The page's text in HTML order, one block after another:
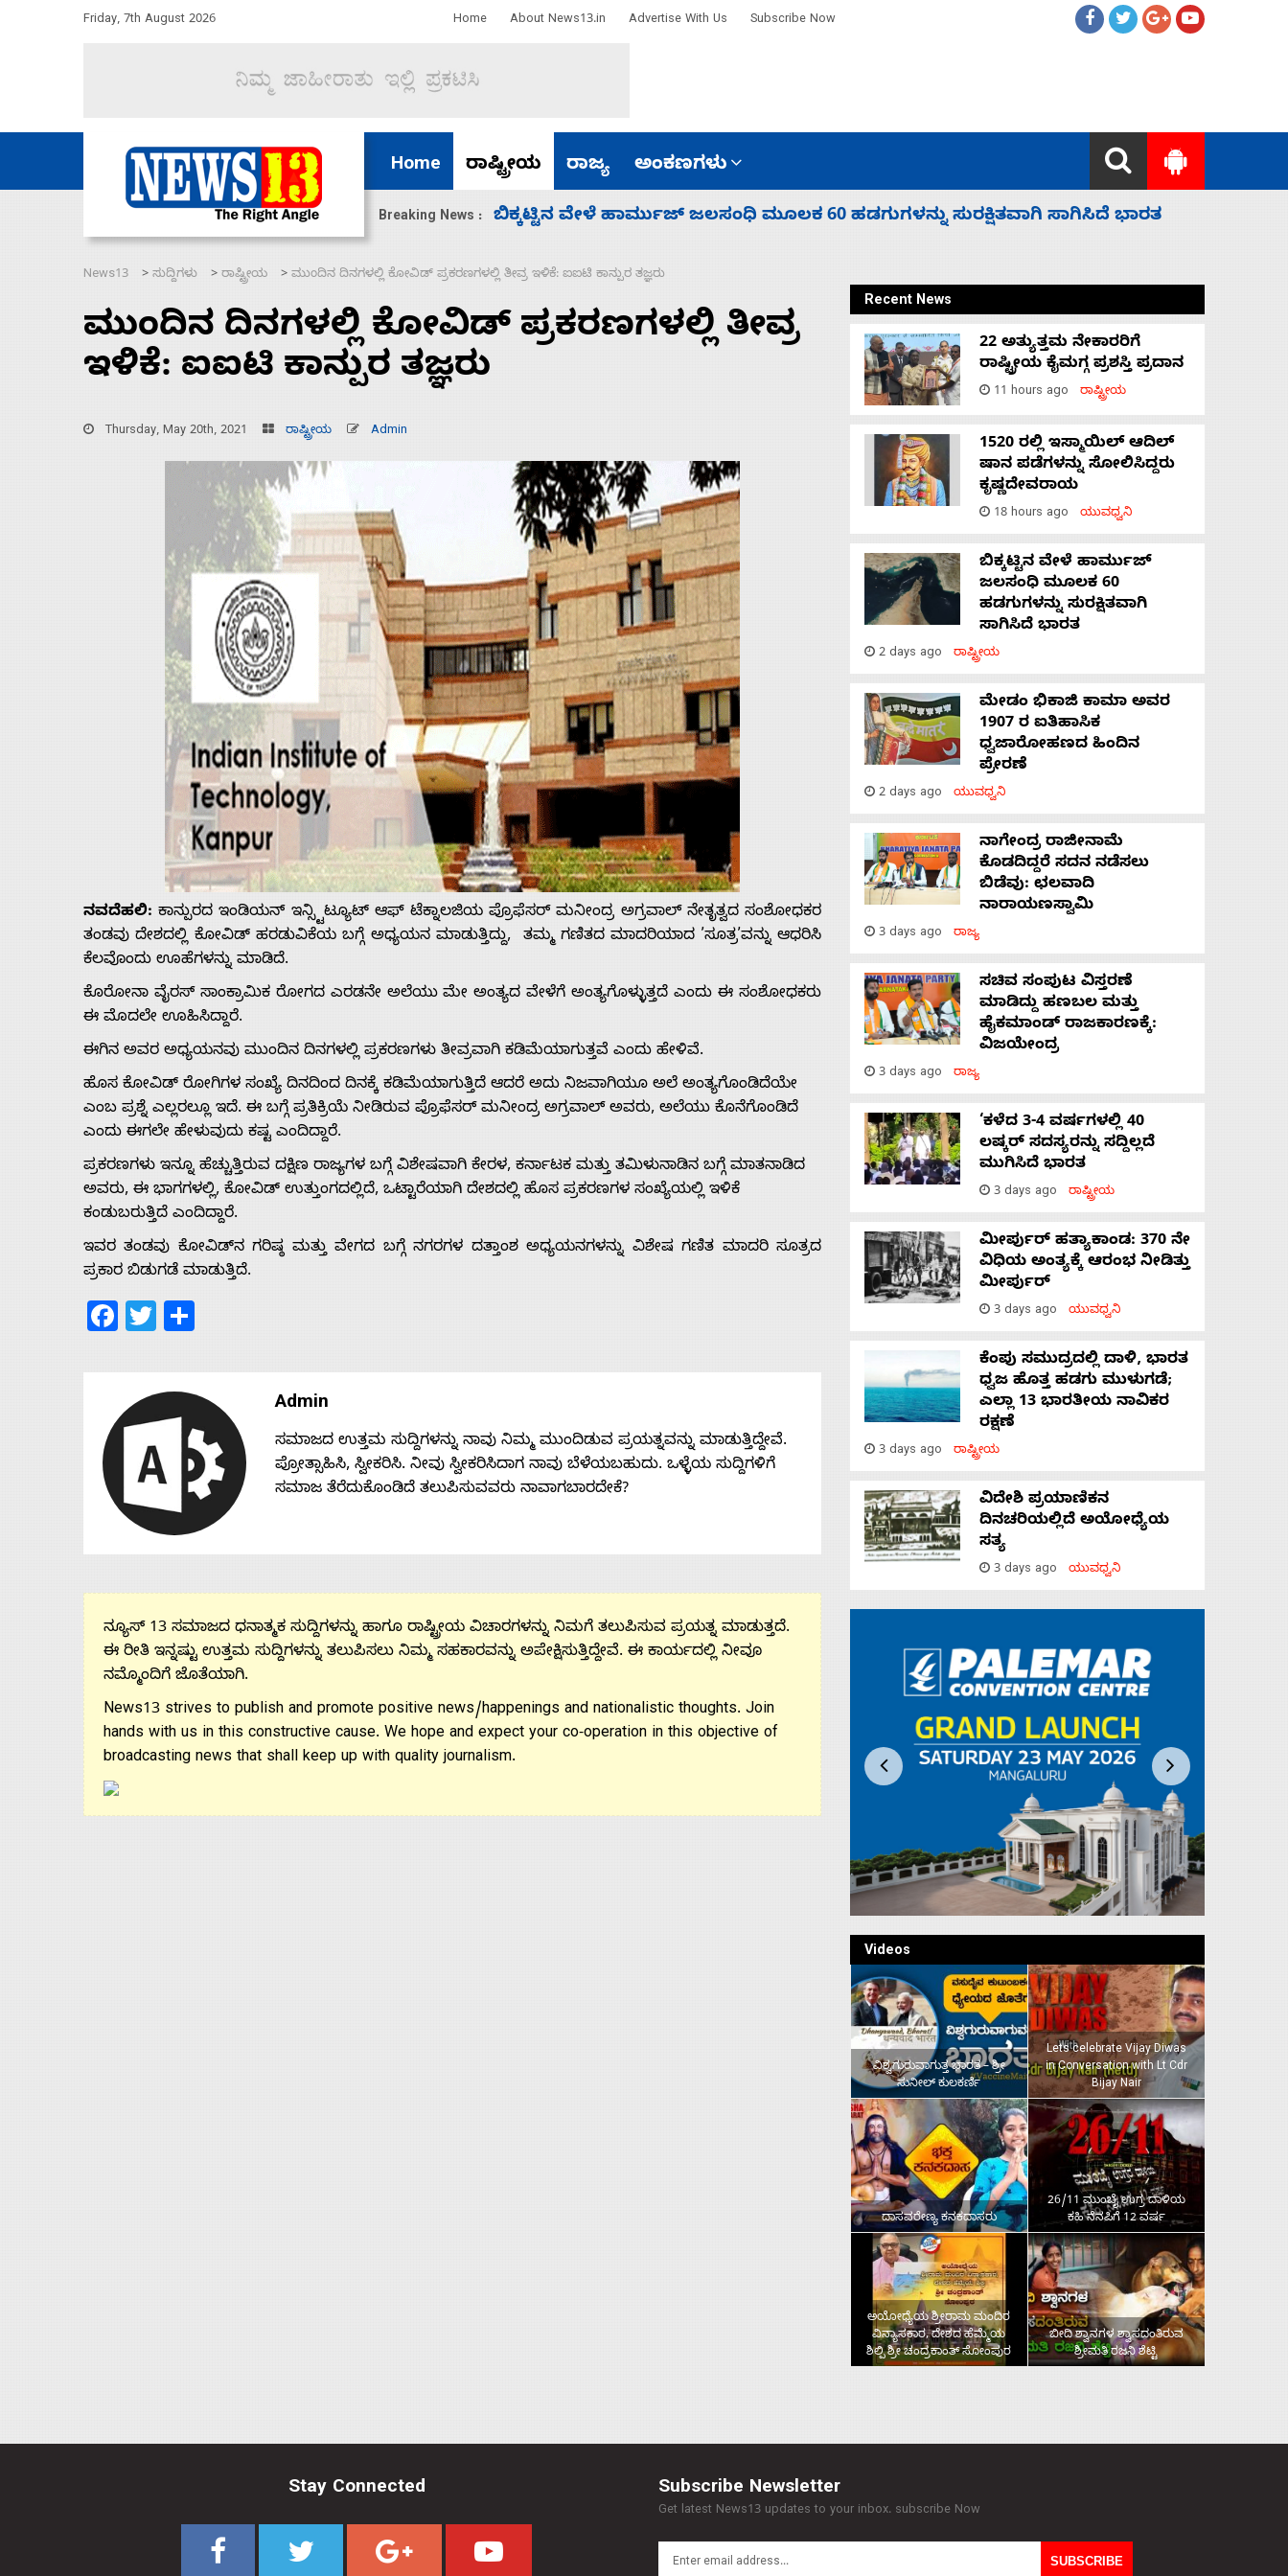
Friday, 7th August 2026 Home About News13.in Advertise With Us Subscribe Now
Home ರಾಷ್ಟ್ರೀಯ ರಾಜ್ಯ ಅಂಕಣಗಳು
Breaking News :
ಮೂಲಕ 60 ಹಡಗುಗಳನ್ನು ಸುರಕ್ಷಿತವಾಗಿ ಸಾಗಿಸಿದೆ ಭಾರತ ನಾಗೇಂದ್ರ ರಾಜೀನಾಮೆ ಕೊಡದಿದ್ದರೆ ಸದನ ನಡೆಸಲು ಬಿಡೆವು: ಛಲವಾದಿ ನಾರಾಯಣಸ್ವಾಮಿ
Advertise
Contact
News13 > ಸುದ್ದಿಗಳು > ರಾಷ್ಟ್ರೀಯ > ಮುಂದಿನ ದಿನಗಳಲ್ಲಿ ಕೋವಿಡ್ ಪ್ರಕರಣಗಳಲ್ಲಿ ತೀವ್ರ ಇಳಿಕೆ: ಐಐಟಿ ಕಾನ್ಪುರ ತಜ್ಞರು
ಮುಂದಿನ ದಿನಗಳಲ್ಲಿ ಕೋವಿಡ್ ಪ್ರಕರಣಗಳಲ್ಲಿ ತೀವ್ರ
ಇಳಿಕೆ: ಐಐಟಿ ಕಾನ್ಪುರ ತಜ್ಞರು
Thursday, May 20th, 2021 ರಾಷ್ಟ್ರೀಯ Admin
ನವದೆಹಲಿ: ಕಾನ್ಪುರದ ಇಂಡಿಯನ್ ಇನ್ಸ್ಟಿಟ್ಯೂಟ್ ಆಫ್ ಟೆಕ್ನಾಲಜಿಯ ಪ್ರೊಫೆಸರ್ ಮನೀಂದ್ರ ಅಗ್ರವಾಲ್ ನೇತೃತ್ವದ ಸಂಶೋಧಕರ
ತಂಡವು ದೇಶದಲ್ಲಿ ಕೋವಿಡ್ ಹರಡುವಿಕೆಯ ಬಗ್ಗೆ ಅಧ್ಯಯನ ಮಾಡುತ್ತಿದ್ದು, ತಮ್ಮ ಗಣಿತದ ಮಾದರಿಯಾದ ʼಸೂತ್ರʼವನ್ನು ಆಧರಿಸಿ
ಕೆಲವೊಂದು ಊಹೆಗಳನ್ನು ಮಾಡಿದೆ.
ಕೊರೋನಾ ವೈರಸ್ ಸಾಂಕ್ರಾಮಿಕ ರೋಗದ ಎರಡನೇ ಅಲೆಯು ಮೇ ಅಂತ್ಯದ ವೇಳೆಗೆ ಅಂತ್ಯಗೊಳ್ಳುತ್ತದೆ ಎಂದು ಈ ಸಂಶೋಧಕರು
ಈ ಮೊದಲೇ ಊಹಿಸಿದ್ದಾರೆ.
ಈಗಿನ ಅವರ ಅಧ್ಯಯನವು ಮುಂದಿನ ದಿನಗಳಲ್ಲಿ ಪ್ರಕರಣಗಳು ತೀವ್ರವಾಗಿ ಕಡಿಮೆಯಾಗುತ್ತವೆ ಎಂದು ಹೇಳಿವೆ.
ಹೊಸ ಕೋವಿಡ್ ರೋಗಿಗಳ ಸಂಖ್ಯೆ ದಿನದಿಂದ ದಿನಕ್ಕೆ ಕಡಿಮೆಯಾಗುತ್ತಿದೆ ಆದರೆ ಅದು ನಿಜವಾಗಿಯೂ ಅಲೆ ಅಂತ್ಯಗೊಂಡಿದೆಯೇ
ಎಂಬ ಪ್ರಶ್ನೆ ಎಲ್ಲರಲ್ಲೂ ಇದೆ. ಈ ಬಗ್ಗೆ ಪ್ರತಿಕ್ರಿಯೆ ನೀಡಿರುವ ಪ್ರೊಫೆಸರ್ ಮನೀಂದ್ರ ಅಗ್ರವಾಲ್ ಅವರು, ಅಲೆಯು ಕೊನೆಗೊಂಡಿದೆ
ಎಂದು ಈಗಲೇ ಹೇಳುವುದು ಕಷ್ಟ ಎಂದಿದ್ದಾರೆ.
ಪ್ರಕರಣಗಳು ಇನ್ನೂ ಹೆಚ್ಚುತ್ತಿರುವ ದಕ್ಷಿಣ ರಾಜ್ಯಗಳ ಬಗ್ಗೆ ವಿಶೇಷವಾಗಿ ಕೇರಳ, ಕರ್ನಾಟಕ ಮತ್ತು ತಮಿಳುನಾಡಿನ ಬಗ್ಗೆ ಮಾತನಾಡಿದ
ಅವರು, ಈ ಭಾಗಗಳಲ್ಲಿ, ಕೋವಿಡ್ ಉತ್ತುಂಗದಲ್ಲಿದೆ, ಒಟ್ಟಾರೆಯಾಗಿ ದೇಶದಲ್ಲಿ ಹೊಸ ಪ್ರಕರಣಗಳ ಸಂಖ್ಯೆಯಲ್ಲಿ ಇಳಿಕೆ
ಕಂಡುಬರುತ್ತಿದೆ ಎಂದಿದ್ದಾರೆ.
ಇವರ ತಂಡವು ಕೋವಿಡ್‌ನ ಗರಿಷ್ಠ ಮತ್ತು ವೇಗದ ಬಗ್ಗೆ ನಗರಗಳ ದತ್ತಾಂಶ ಅಧ್ಯಯನಗಳನ್ನು ವಿಶೇಷ ಗಣಿತ ಮಾದರಿ ಸೂತ್ರದ
ಪ್ರಕಾರ ಬಿಡುಗಡೆ ಮಾಡುತ್ತಿದೆ.
Facebook
Twitter
Admin
ಸಮಾಜದ ಉತ್ತಮ ಸುದ್ದಿಗಳನ್ನು ನಾವು ನಿಮ್ಮ ಮುಂದಿಡುವ ಪ್ರಯತ್ನವನ್ನು ಮಾಡುತ್ತಿದ್ದೇವೆ.
ಪ್ರೋತ್ಸಾಹಿಸಿ, ಸ್ವೀಕರಿಸಿ. ನೀವು ಸ್ವೀಕರಿಸಿದಾಗ ನಾವು ಬೆಳೆಯಬಹುದು. ಒಳ್ಳೆಯ ಸುದ್ದಿಗಳಿಗೆ
ಸಮಾಜ ತೆರೆದುಕೊಂಡಿದೆ ತಲುಪಿಸುವವರು ನಾವಾಗಬಾರದೇಕೆ?
ನ್ಯೂಸ್ 13 ಸಮಾಜದ ಧನಾತ್ಮಕ ಸುದ್ದಿಗಳನ್ನು ಹಾಗೂ ರಾಷ್ಟ್ರೀಯ ವಿಚಾರಗಳನ್ನು ನಿಮಗೆ ತಲುಪಿಸುವ ಪ್ರಯತ್ನ ಮಾಡುತ್ತದೆ.
ಈ ರೀತಿ ಇನ್ನಷ್ಟು ಉತ್ತಮ ಸುದ್ದಿಗಳನ್ನು ತಲುಪಿಸಲು ನಿಮ್ಮ ಸಹಕಾರವನ್ನು ಅಪೇಕ್ಷಿಸುತ್ತಿದ್ದೇವೆ. ಈ ಕಾರ್ಯದಲ್ಲಿ ನೀವೂ
ನಮ್ಮೊಂದಿಗೆ ಜೊತೆಯಾಗಿ.
News13 strives to publish and promote positive news/happenings and nationalistic thoughts. Join
hands with us in this constructive cause. We hope and expect your co-operation in this objective of
broadcasting news that shall keep up with quality journalism.
Recent News
22 ಅತ್ಯುತ್ತಮ ನೇಕಾರರಿಗೆ
ರಾಷ್ಟ್ರೀಯ ಕೈಮಗ್ಗ ಪ್ರಶಸ್ತಿ ಪ್ರದಾನ
11 hours ago ರಾಷ್ಟ್ರೀಯ
1520 ರಲ್ಲಿ ಇಸ್ಮಾಯಿಲ್ ಆದಿಲ್
ಷಾನ ಪಡೆಗಳನ್ನು ಸೋಲಿಸಿದ್ದರು
ಕೃಷ್ಣದೇವರಾಯ
18 hours ago ಯುವಧ್ವನಿ
ಬಿಕ್ಕಟ್ಟಿನ ವೇಳೆ ಹಾರ್ಮುಜ್
ಜಲಸಂಧಿ ಮೂಲಕ 60
ಹಡಗುಗಳನ್ನು ಸುರಕ್ಷಿತವಾಗಿ
ಸಾಗಿಸಿದೆ ಭಾರತ
2 days ago ರಾಷ್ಟ್ರೀಯ
ಮೇಡಂ ಭಿಕಾಜಿ ಕಾಮಾ ಅವರ
1907 ರ ಐತಿಹಾಸಿಕ
ಧ್ವಜಾರೋಹಣದ ಹಿಂದಿನ
ಪ್ರೇರಣೆ
2 days ago ಯುವಧ್ವನಿ
ನಾಗೇಂದ್ರ ರಾಜೀನಾಮೆ
ಕೊಡದಿದ್ದರೆ ಸದನ ನಡೆಸಲು
ಬಿಡೆವು: ಛಲವಾದಿ
ನಾರಾಯಣಸ್ವಾಮಿ
3 days ago ರಾಜ್ಯ
ಸಚಿವ ಸಂಪುಟ ವಿಸ್ತರಣೆ
ಮಾಡಿದ್ದು ಹಣಬಲ ಮತ್ತು
ಹೈಕಮಾಂಡ್ ರಾಜಕಾರಣಕ್ಕೆ:
ವಿಜಯೇಂದ್ರ
3 days ago ರಾಜ್ಯ
‘ಕಳೆದ 3-4 ವರ್ಷಗಳಲ್ಲಿ 40
ಲಷ್ಕರ್ ಸದಸ್ಯರನ್ನು ಸದ್ದಿಲ್ಲದೆ
ಮುಗಿಸಿದೆ ಭಾರತ
3 days ago ರಾಷ್ಟ್ರೀಯ
ಮೀರ್ಪುರ್ ಹತ್ಯಾಕಾಂಡ: 370 ನೇ
ವಿಧಿಯ ಅಂತ್ಯಕ್ಕೆ ಆರಂಭ ನೀಡಿತ್ತು
ಮೀರ್ಪುರ್
3 days ago ಯುವಧ್ವನಿ
ಕೆಂಪು ಸಮುದ್ರದಲ್ಲಿ ದಾಳಿ, ಭಾರತ
ಧ್ವಜ ಹೊತ್ತ ಹಡಗು ಮುಳುಗಡೆ;
ಎಲ್ಲಾ 13 ಭಾರತೀಯ ನಾವಿಕರ
ರಕ್ಷಣೆ
3 days ago ರಾಷ್ಟ್ರೀಯ
ವಿದೇಶಿ ಪ್ರಯಾಣಿಕನ
ದಿನಚರಿಯಲ್ಲಿದೆ ಅಯೋಧ್ಯೆಯ
ಸತ್ಯ
3 days ago ಯುವಧ್ವನಿ
Videos
ವಿಶ್ವಗುರುವಾಗುತ್ತ ಭಾರತ – ಶ್ರೀ
ಸುನೀಲ್‌ ಕುಲಕರ್ಣಿ
Lets celebrate Vijay Diwas
in Conversation with Lt Cdr
Bijay Nair
ದಾಸವರೇಣ್ಯ ಕನಕದಾಸರು
26/11 ಮುಂಬೈ ಉಗ್ರ ದಾಳಿಯ
ಕಹಿ ನೆನಪಿಗೆ 12 ವರ್ಷ
ಅಯೋಧ್ಯೆಯ ಶ್ರೀರಾಮ ಮಂದಿರ
ವಿನ್ಯಾಸಕಾರ, ದೇಶದ ಹೆಮ್ಮೆಯ
ಶಿಲ್ಪಿ ಶ್ರೀ ಚಂದ್ರಕಾಂತ್‌ ಸೋಂಪುರ
ಬೀದಿ ಶ್ವಾನಗಳ ಶ್ವಾಸದಂತಿರುವ
ಶ್ರೀಮತಿ ರಜನಿ ಶೆಟ್ಟಿ
Stay Connected Subscribe Newsletter
Get latest News13 updates to your inbox. subscribe Now